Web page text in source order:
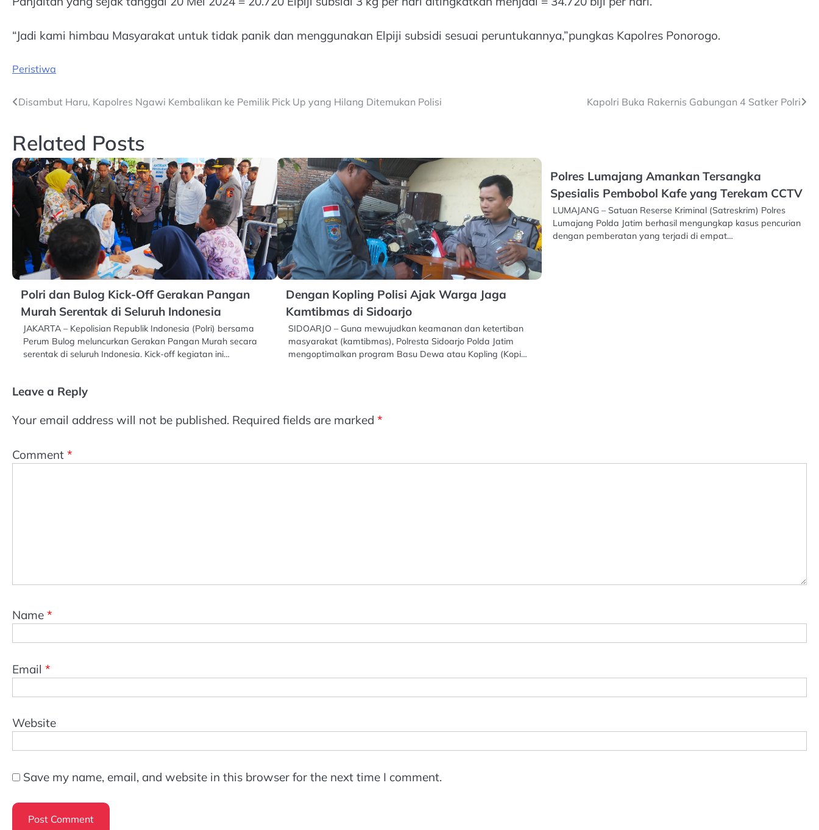
“Jadi kami himbau Masyarakat untuk tidak panik dan menggunakan Elpiji subsidi sesuai peruntukannya,”pungkas Kapolres Ponorogo.
Peristiwa
Post
Disambut Haru, Kapolres Ngawi Kembalikan ke Pemilik Pick Up yang Hilang Ditemukan Polisi Kapolri Buka Rakernis Gabungan 4 Satker Polri
Related Posts
Polri dan Bulog Kick-Off Gerakan Pangan
Murah Serentak di Seluruh Indonesia
JAKARTA – Kepolisian Republik Indonesia (Polri) bersama
Perum Bulog meluncurkan Gerakan Pangan Murah secara
serentak di seluruh Indonesia. Kick-off kegiatan ini…
Dengan Kopling Polisi Ajak Warga Jaga
Kamtibmas di Sidoarjo
SIDOARJO – Guna mewujudkan keamanan dan ketertiban
masyarakat (kamtibmas), Polresta Sidoarjo Polda Jatim
mengoptimalkan program Basu Dewa atau Kopling (Kopi…
Polres Lumajang Amankan Tersangka
Spesialis Pembobol Kafe yang Terekam CCTV
LUMAJANG – Satuan Reserse Kriminal (Satreskrim) Polres
Lumajang Polda Jatim berhasil mengungkap kasus pencurian
dengan pemberatan yang terjadi di empat…
Leave a Reply
Your email address will not be published. Required fields are marked *
Comment *
Name *
Email *
Website
Save my name, email, and website in this browser for the next time I comment.